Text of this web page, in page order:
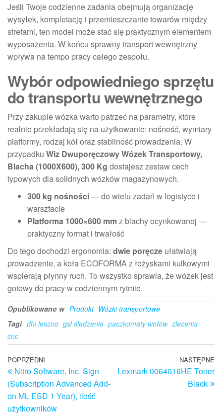
Jeśli Twoje codzienne zadania obejmują organizację
wysyłek, kompletację i przemieszczanie towarów między
strefami, ten model może stać się praktycznym elementem
wyposażenia. W końcu sprawny transport wewnętrzny
wpływa na tempo pracy całego zespołu.
Wybór odpowiedniego sprzętu
do transportu wewnętrznego
Przy zakupie wózka warto patrzeć na parametry, które
realnie przekładają się na użytkowanie: nośność, wymiary
platformy, rodzaj kół oraz stabilność prowadzenia. W
przypadku Wiz Dwuporęczowy Wózek Transportowy,
Blacha (1000X600), 300 Kg dostajesz zestaw cech
typowych dla solidnych wózków magazynowych.
300 kg nośności— do wielu zadań w logistyce i
warsztacie
Platforma 1000×600 mmz blachy ocynkowanej —
praktyczny format i trwałość
Do tego dochodzi ergonomia: dwie poręcze ułatwiają
prowadzenie, a koła ECOFORMA z łożyskami kulkowymi
wspierają płynny ruch. To wszystko sprawia, że wózek jest
gotowy do pracy w codziennym rytmie.
Opublikowano w Produkt Wózki transportowe
Tagi dhl leszno gsl śledzenie paczkomaty wołów zlecenia
cnc
Nawigacja
wpisu
Poprzedni
wpis
POPRZEDNI
Nitro Software, Inc. Sign
(Subscription Advanced Add-
on ML ESD 1 Year), ilość
użytkowników
NASTĘPNE
Lexmark 0064016HE Toner
Black